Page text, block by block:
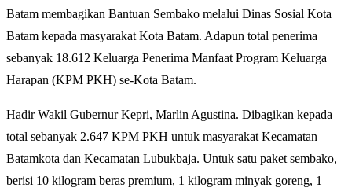
Batam membagikan Bantuan Sembako melalui Dinas Sosial Kota
Batam kepada masyarakat Kota Batam. Adapun total penerima
sebanyak 18.612 Keluarga Penerima Manfaat Program Keluarga
Harapan (KPM PKH) se-Kota Batam.
Hadir Wakil Gubernur Kepri, Marlin Agustina. Dibagikan kepada
total sebanyak 2.647 KPM PKH untuk masyarakat Kecamatan
Batamkota dan Kecamatan Lubukbaja. Untuk satu paket sembako,
berisi 10 kilogram beras premium, 1 kilogram minyak goreng, 1